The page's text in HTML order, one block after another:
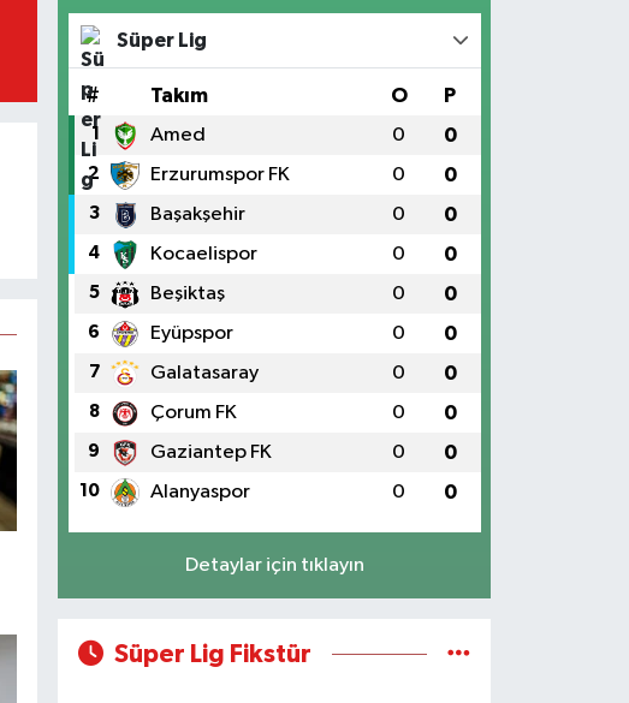
Süper Lig
# Takım O P
1 Amed 0 0
2 Erzurumspor FK 0 0
3 Başakşehir 0 0
4 Kocaelispor 0 0
5 Beşiktaş 0 0
6 Eyüpspor 0 0
7 Galatasaray 0 0
8 Çorum FK 0 0
9 Gaziantep FK 0 0
10 Alanyaspor 0 0
Detaylar için tıklayın
Süper Lig Fikstür